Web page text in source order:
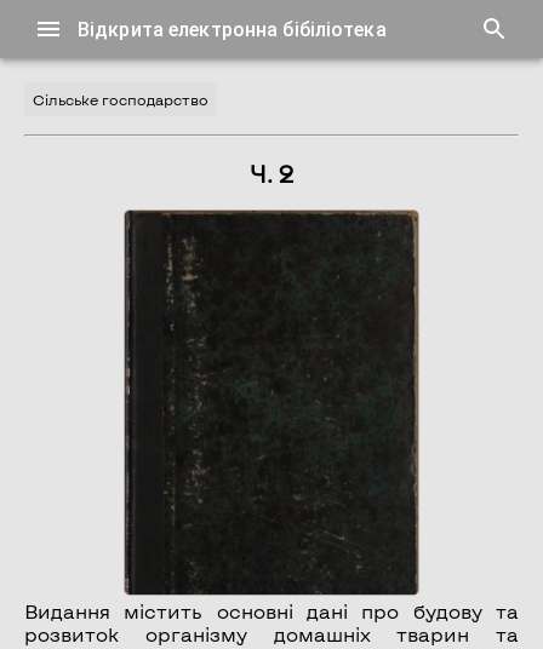
Відкрита електронна бібіліотека
Сільське господарство
Ч. 2
Видання містить основні дані про будову та
розвиток організму домашніх тварин та